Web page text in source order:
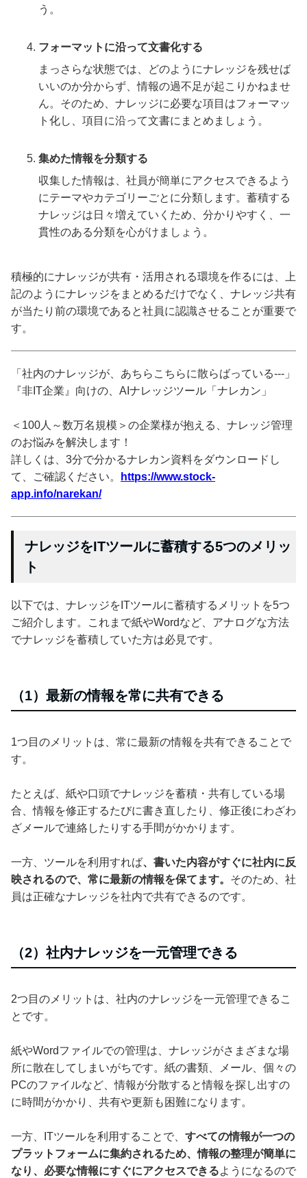
う。
フォーマットに沿って文書化する
まっさらな状態では、どのようにナレッジを残せば
いいのか分からず、情報の過不足が起こりかねませ
ん。そのため、ナレッジに必要な項目はフォーマッ
ト化し、項目に沿って文書にまとめましょう。
集めた情報を分類する
収集した情報は、社員が簡単にアクセスできるよう
にテーマやカテゴリーごとに分類します。蓄積する
ナレッジは日々増えていくため、分かりやすく、一
貫性のある分類を心がけましょう。
積極的にナレッジが共有・活用される環境を作るには、上
記のようにナレッジをまとめるだけでなく、ナレッジ共有
が当たり前の環境であると社員に認識させることが重要で
す。
「社内のナレッジが、あちらこちらに散らばっている---」
『非IT企業』向けの、AIナレッジツール「ナレカン」
＜100人～数万名規模＞の企業様が抱える、ナレッジ管理
のお悩みを解決します！
詳しくは、3分で分かるナレカン資料をダウンロードし
て、ご確認ください。
https://www.stock-
app.info/narekan/
ナレッジをITツールに蓄積する5つのメリッ
ト
以下では、ナレッジをITツールに蓄積するメリットを5つ
ご紹介します。これまで紙やWordなど、アナログな方法
でナレッジを蓄積していた方は必見です。
（1）最新の情報を常に共有できる
1つ目のメリットは、常に最新の情報を共有できることで
す。
たとえば、紙や口頭でナレッジを蓄積・共有している場
合、情報を修正するたびに書き直したり、修正後にわざわ
ざメールで連絡したりする手間がかかります。
一方、ツールを利用すれば、書いた内容がすぐに社内に反
映されるので、常に最新の情報を保てます。 そのため、社
員は正確なナレッジを社内で共有できるのです。
（2）社内ナレッジを一元管理できる
2つ目のメリットは、社内のナレッジを一元管理できるこ
とです。
紙やWordファイルでの管理は、ナレッジがさまざまな場
所に散在してしまいがちです。紙の書類、メール、個々の
PCのファイルなど、情報が分散すると情報を探し出すの
に時間がかかり、共有や更新も困難になります。
一方、ITツールを利用することで、 すべての情報が一つの
プラットフォームに集約されるため、情報の整理が簡単に
なり、必要な情報にすぐにアクセスできるようになるので